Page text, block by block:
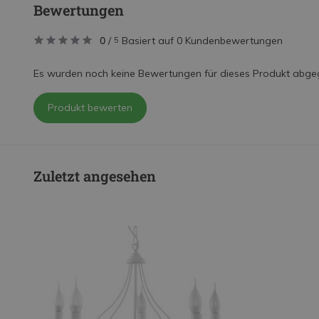
Bewertungen
0 / 5 Basiert auf 0 Kundenbewertungen
Es wurden noch keine Bewertungen für dieses Produkt
Produkt bewerten
Zuletzt angesehen